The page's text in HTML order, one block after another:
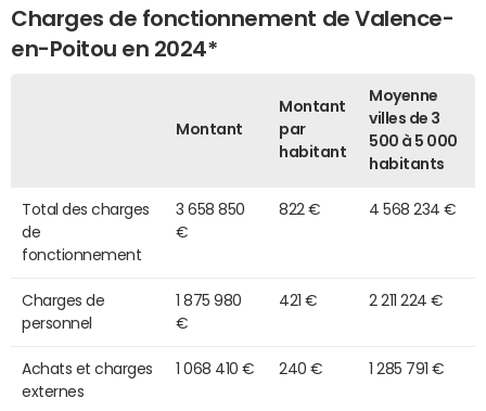
Charges de fonctionnement de Valence-
en-Poitou en 2024*
Montant
Montant
par
habitant
Moyenne
villes de 3
500 à 5 000
habitants
Total des charges
de
fonctionnement
3 658 850
€
822 € 4 568 234 €
Charges de
personnel
1 875 980
€
421 € 2 211 224 €
Achats et charges
externes
1 068 410 € 240 € 1 285 791 €